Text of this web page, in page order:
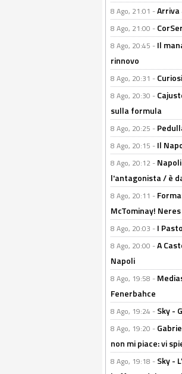
8 Ago, 21:01 -Arriva
8 Ago, 21:00 -
8 Ago, 20:45 - Il
rinnovo
8 Ago, 20:31 -
8 Ago, 20:30 -
sulla formula
8 Ago, 20:25 -
8 Ago, 20:15 - Il
8 Ago, 20:12 -
l'antagonista / è
8 Ago, 20:11 -
McTominay!
8 Ago, 20:03 - I
8 Ago, 20:00 -A
Napoli
8 Ago, 19:58 -
Fenerbahce
8 Ago, 19:24 - Sky -
8 Ago, 19:20 -
non mi piace: vi
8 Ago, 19:18 - Sky -